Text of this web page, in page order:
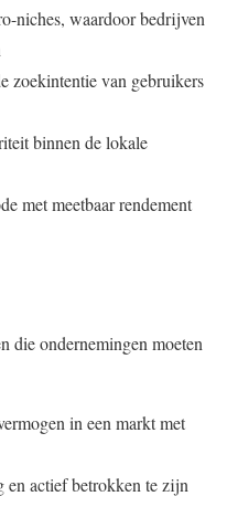
niches, waardoor bedrijven
zoekintentie van gebruikers
binnen de lokale
met meetbaar rendement
ondernemingen moeten
in een markt met
en actief betrokken te zijn